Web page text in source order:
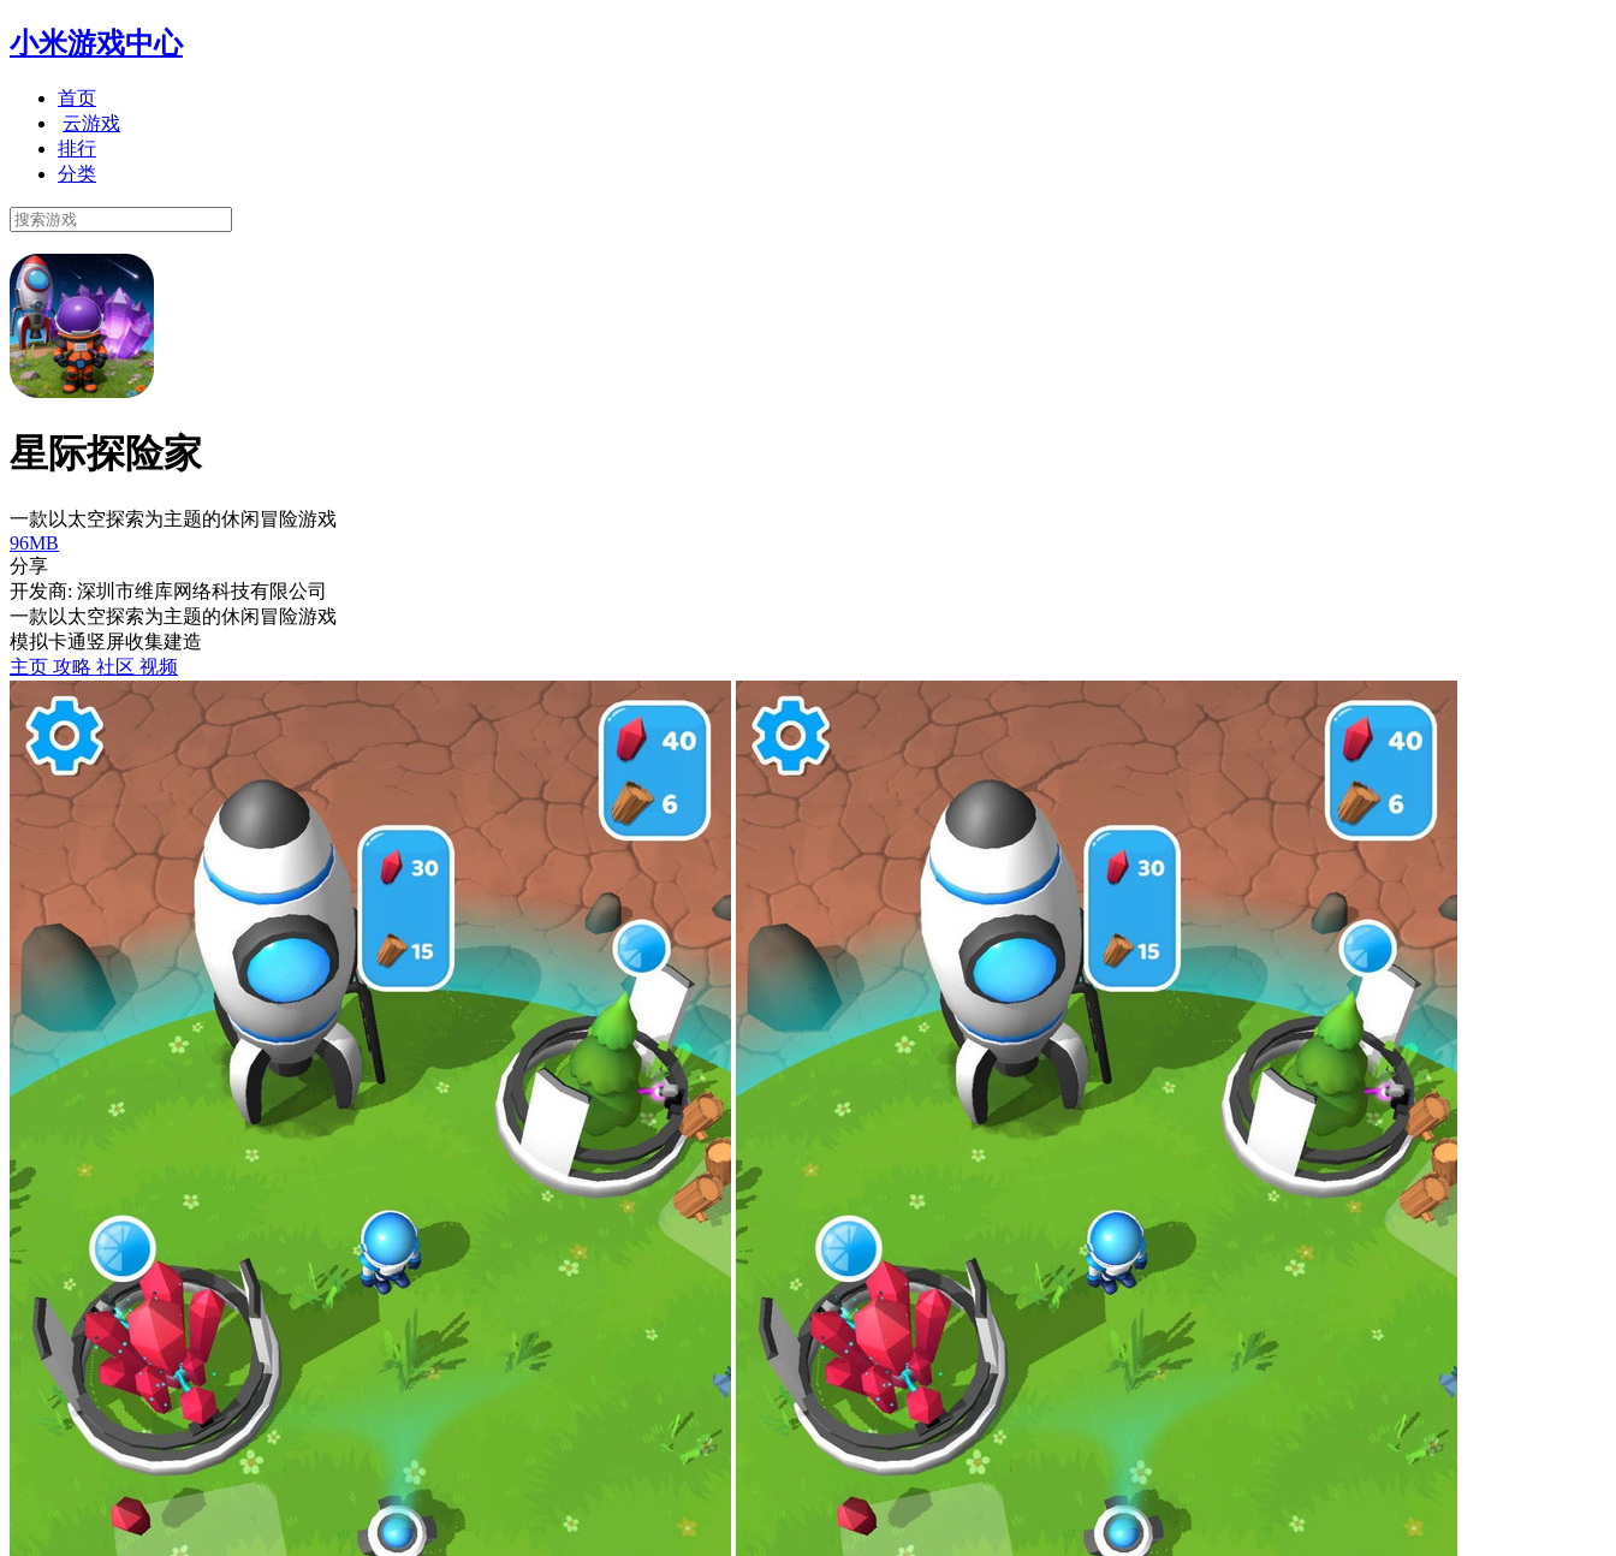
小米游戏中心
首页
云游戏
排行
分类
星际探险家
一款以太空探索为主题的休闲冒险游戏
96MB
分享
开发商: 深圳市维库网络科技有限公司
一款以太空探索为主题的休闲冒险游戏
模拟卡通竖屏收集建造
主页 攻略 社区 视频